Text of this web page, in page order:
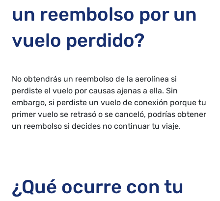
un reembolso por un
vuelo perdido?
No obtendrás un reembolso de la aerolínea si
perdiste el vuelo por causas ajenas a ella. Sin
embargo, si perdiste un vuelo de conexión porque tu
primer vuelo se retrasó o se canceló, podrías obtener
un reembolso si decides no continuar tu viaje.
¿Qué ocurre con tu